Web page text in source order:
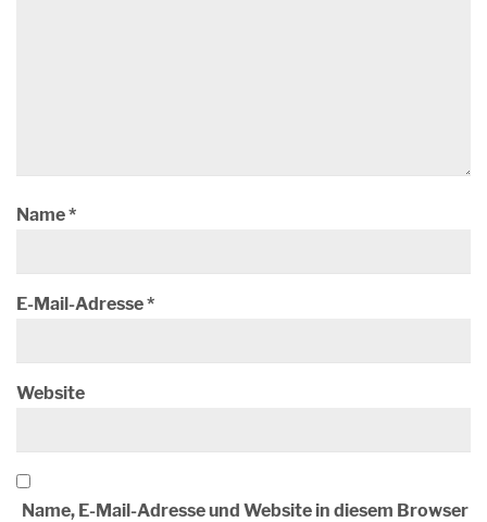
Name*
E-Mail-Adresse*
Website
Name, E-Mail-Adresse und Website in diesem Browser